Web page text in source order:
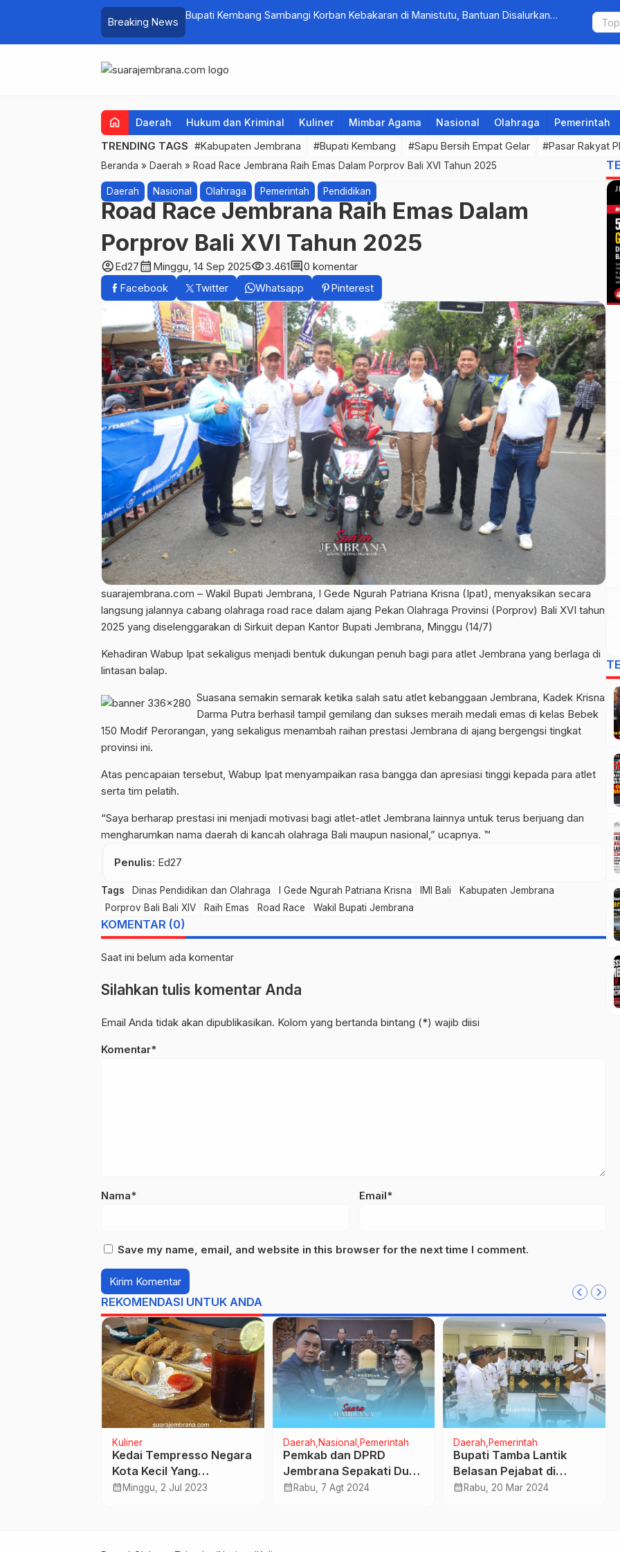
Breaking News
Bupati Kembang Sambangi Korban Kebakaran di Manistutu, Bantuan Disalurkan
Tim
home Daerah Hukum dan Kriminal Kuliner Mimbar Agama Nasional Olahraga Pemerintah
TRENDING TAGS #Kabupaten Jembrana #Bupati Kembang #Sapu Bersih Empat Gelar #Pasar Rakyat
Beranda » Daerah » Road Race Jembrana Raih Emas Dalam Porprov Bali XVI Tahun 2025
Daerah Nasional Olahraga Pemerintah Pendidikan
Road Race Jembrana Raih Emas Dalam
Porprov Bali XVI Tahun 2025
account_circleEd27calendar_month Minggu, 14 Sep 2025visibility3.461comment0 komentar
Facebook
Twitter Whatsapp Pinterest
suarajembrana.com – Wakil Bupati Jembrana, I Gede Ngurah Patriana Krisna (Ipat), menyaksikan secara
langsung jalannya cabang olahraga road race dalam ajang Pekan Olahraga Provinsi (Porprov) Bali XVI tahun
2025 yang diselenggarakan di Sirkuit depan Kantor Bupati Jembrana, Minggu (14/7)
Kehadiran Wabup Ipat sekaligus menjadi bentuk dukungan penuh bagi para atlet Jembrana yang berlaga di
lintasan balap.
Suasana semakin semarak ketika salah satu atlet kebanggaan Jembrana, Kadek Krisna
Darma Putra berhasil tampil gemilang dan sukses meraih medali emas di kelas Bebek
150 Modif Perorangan, yang sekaligus menambah raihan prestasi Jembrana di ajang bergengsi tingkat
provinsi ini.
Atas pencapaian tersebut, Wabup Ipat menyampaikan rasa bangga dan apresiasi tinggi kepada para atlet
serta tim pelatih.
“Saya berharap prestasi ini menjadi motivasi bagi atlet-atlet Jembrana lainnya untuk terus berjuang dan
mengharumkan nama daerah di kancah olahraga Bali maupun nasional,” ucapnya. ™
Penulis: Ed27
Tags Dinas Pendidikan dan Olahraga I Gede Ngurah Patriana Krisna IMI Bali
Kabupaten Jembrana
Porprov Bali Bali XIV
Raih Emas Road Race Wakil Bupati Jembrana
KOMENTAR (0)
Saat ini belum ada komentar
Silahkan tulis komentar Anda
Email Anda tidak akan dipublikasikan. Kolom yang bertanda bintang (*) wajib diisi
Komentar*
Nama* Email*
Save my name, email, and website in this browser for the next time I comment.
REKOMENDASI UNTUK ANDA
Kuliner
Kedai Tempresso Negara
Kota Kecil Yang
Tampilkan Haus Musik
calendar_monthMinggu, 2 Jul 2023
Daerah Nasional Pemerintah
Pemkab dan DPRD
Jembrana Sepakati Dua
Ranperda Disahkan
calendar_monthRabu, 7 Agt 2024
Daerah Pemerintah
Bupati Tamba Lantik
Belasan Pejabat di
Lingkungan Pemkab
calendar_monthRabu, 20 Mar 2024